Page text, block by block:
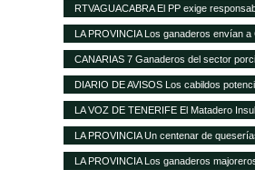
RTVAGUACABRA El PP exige
ante la nefasta gestión del Matadero
LA PROVINCIA Los ganaderos envían
cochinos para sacrificar
CANARIAS 7 Ganaderos del sector
insular funcione solo al 50%
DIARIO DE AVISOS Los cabildos
como elemento característico del medio
LA VOZ DE TENERIFE El Matadero
vanguardia de todo el Archipiélago con
registrados durante el transcurso de
LA PROVINCIA Un centenar de
productos en la Península
LA PROVINCIA Los ganaderos